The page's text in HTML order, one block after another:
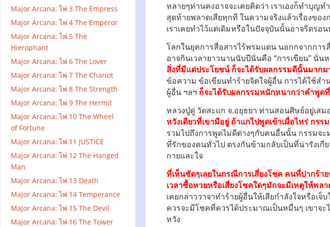
หลายๆท่านคงอาจจะเคยคิดว่า เราเองก็ทำบุญ
สุดท้ายพลาดเสียทุกที ในความจริงแล้วเรื่องข
เราเคยทำไว้แต่เดิมหรือในปัจจุบันนั้นอาจริดรอ
โลกในยุคการสื่อสารไร้พรมแดน นอกกจากการ
อาจกินเวลายาวนานนับปีนั่นคือ “การเขียน” นั่น
สิ่งที่มีแต่ประโยชน์ ก็จะได้รับผลกรรมดีนั้นมาก
ข้อความ ข้อเขียนทำร้ายจิตใจผู้อื่น การได้ใช้ส
ผู้อื่น ฯลฯ ก็จะได้รับผลกรรมหนักหนากว่าคำพูด
หลวงปู่ดู่ วัดสะแก จ.อยุธยา ท่านสอนศิษย์อยู่เสม
หวังเดียวที่เขามีอยู่ ถ้าแกไปพูดเข้าเมื่อไหร่ กร
รวมไปถึงการพูดไม่ดีต่างๆกับคนอื่นนั้น กรรมจ
ที่รักของคนทั่วไป ตรงกันข้ามกลับเป็นที่น่ารังเกี
กายและใจ
ที่เห็นชัดๆเลยในกรณีการเสี่ยงโชค คนที่ปากร้
เวลาซื้อหวยหรือเสี่ยงโชคใดๆมักจะมีเหตุให้พลา
เคยกล่าววาจาทำร้ายผู้อื่นให้เสียกำลังใจหรือเ
ควรจะมีโชคที่ควรได้ประมาณเป็นหมื่นๆ เขาจ
หวัง
Major Arcana: ไพ่ 3 The Empress
Major Arcana: ไพ่ 4 The Emperor
Major Arcana: ไพ่ 5 The
Hierophant
Major Arcana: ไพ่ 6 The Lover
Major Arcana: ไพ่ 7 The Chariot
Major Arcana: ไพ่ 8 The Strength
Major Arcana: ไพ่ 9 The Hermit
Major Arcana: ไพ่ 10 The Wheel
of Fortune
Major Arcana: ไพ่ 11 JUSTICE
Major Arcana: ไพ่ 12 The Hanged
Man
Major Arcana: ไพ่ 13 Death
Major Arcana: ไพ่ 14 Temperance
Major Arcana: ไพ่ 15 The Devil
Major Arcana: ไพ่ 16 The Tower